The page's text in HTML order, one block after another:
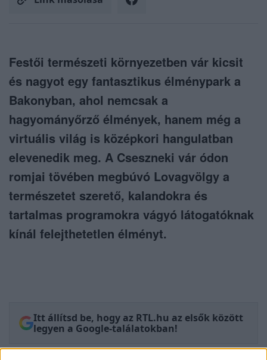
Festői természeti környezetben vár kicsit
és nagyot egy fantasztikus élménypark a
Bakonyban, ahol nemcsak a
hagyományőrző élmények, hanem még a
virtuális világ is középkori hangulatban
elevenedik meg. A Cseszneki vár ódon
romjai tövében megbúvó Lovagvölgy a
természetet szerető, kalandokra és
tartalmas programokra vágyó látogatóknak
kínál felejthetetlen élményt.
Itt állítsd be, hogy az RTL.hu az elsők között
legyen a Google-találatokban!